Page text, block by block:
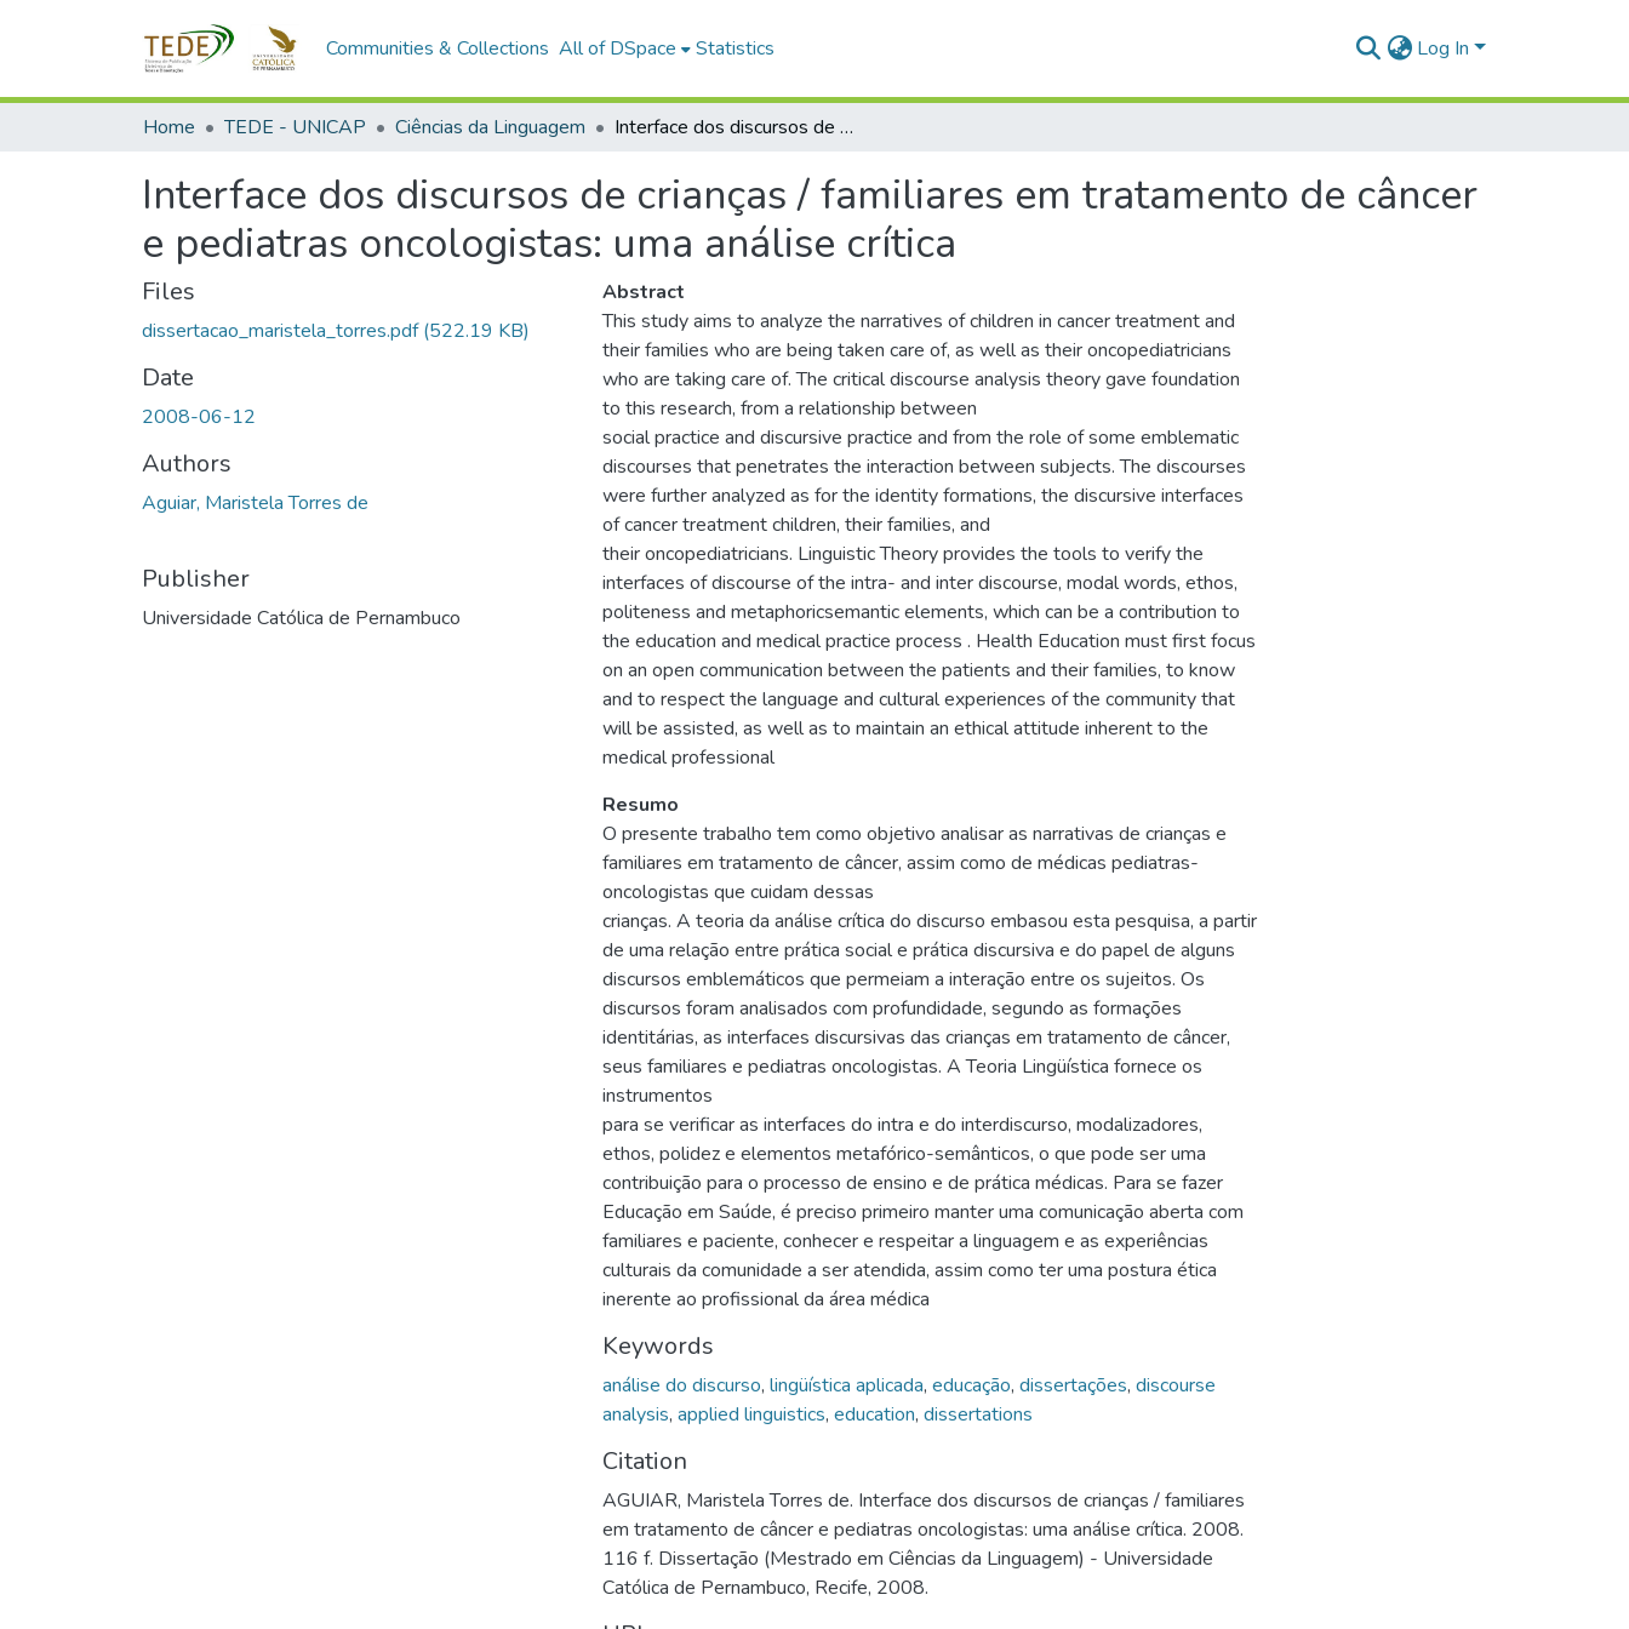
Communities & Collections All of DSpace Statistics Log In
Home TEDE - UNICAP Ciências da Linguagem Interface dos discursos de crianças / familiares em tratamento de câncer e pediatras oncologistas: uma análise crítica
Interface dos discursos de crianças / familiares em tratamento de câncer
e pediatras oncologistas: uma análise crítica
Files
dissertacao_maristela_torres.pdf(522.19 KB)
Date
2008-06-12
Authors
Aguiar, Maristela Torres de
Publisher
Universidade Católica de Pernambuco
Abstract
This study aims to analyze the narratives of children in cancer treatment and
their families who are being taken care of, as well as their oncopediatricians
who are taking care of. The critical discourse analysis theory gave foundation
to this research, from a relationship between
social practice and discursive practice and from the role of some emblematic
discourses that penetrates the interaction between subjects. The discourses
were further analyzed as for the identity formations, the discursive interfaces
of cancer treatment children, their families, and
their oncopediatricians. Linguistic Theory provides the tools to verify the
interfaces of discourse of the intra- and inter discourse, modal words, ethos,
politeness and metaphoricsemantic elements, which can be a contribution to
the education and medical practice process . Health Education must first focus
on an open communication between the patients and their families, to know
and to respect the language and cultural experiences of the community that
will be assisted, as well as to maintain an ethical attitude inherent to the
medical professional
Resumo
O presente trabalho tem como objetivo analisar as narrativas de crianças e
familiares em tratamento de câncer, assim como de médicas pediatras-
oncologistas que cuidam dessas
crianças. A teoria da análise crítica do discurso embasou esta pesquisa, a partir
de uma relação entre prática social e prática discursiva e do papel de alguns
discursos emblemáticos que permeiam a interação entre os sujeitos. Os
discursos foram analisados com profundidade, segundo as formações
identitárias, as interfaces discursivas das crianças em tratamento de câncer,
seus familiares e pediatras oncologistas. A Teoria Lingüística fornece os
instrumentos
para se verificar as interfaces do intra e do interdiscurso, modalizadores,
ethos, polidez e elementos metafórico-semânticos, o que pode ser uma
contribuição para o processo de ensino e de prática médicas. Para se fazer
Educação em Saúde, é preciso primeiro manter uma comunicação aberta com
familiares e paciente, conhecer e respeitar a linguagem e as experiências
culturais da comunidade a ser atendida, assim como ter uma postura ética
inerente ao profissional da área médica
Keywords
análise do discurso, lingüística aplicada, educação, dissertações, discourse
analysis, applied linguistics, education, dissertations
Citation
AGUIAR, Maristela Torres de. Interface dos discursos de crianças / familiares
em tratamento de câncer e pediatras oncologistas: uma análise crítica. 2008.
116 f. Dissertação (Mestrado em Ciências da Linguagem) - Universidade
Católica de Pernambuco, Recife, 2008.